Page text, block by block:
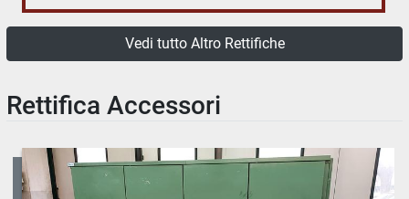
Vedi tutto Altro Rettifiche
Rettifica Accessori